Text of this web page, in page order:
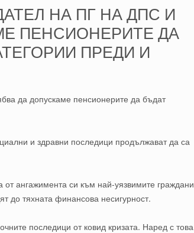
НА ПГ НА ДПС И
ПЕНСИОНЕРИТЕ ДА
ПРЕДИ И
да допускаме пенсионерите да бъдат
и здравни последици продължават да са
ангажимента си към най-уязвимите граждани
до тяхната финансова несигурност.
последици от ковид кризата. Наред с това